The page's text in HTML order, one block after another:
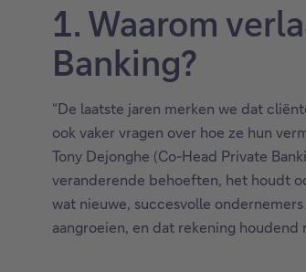
1. Waarom
Banking?
“De laatste jaren merken we dat
ook vaker vragen over hoe ze hun
Tony Dejonghe (Co-Head Private
veranderende behoeften, het houdt
wat nieuwe, succesvolle
aangroeien, en dat rekening